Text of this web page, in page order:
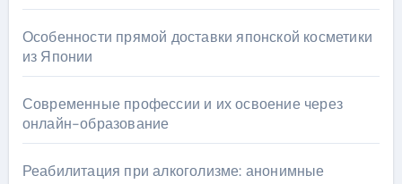
Особенности прямой доставки японской косметики
из Японии
Современные профессии и их освоение через
онлайн-образование
Реабилитация при алкоголизме: анонимные